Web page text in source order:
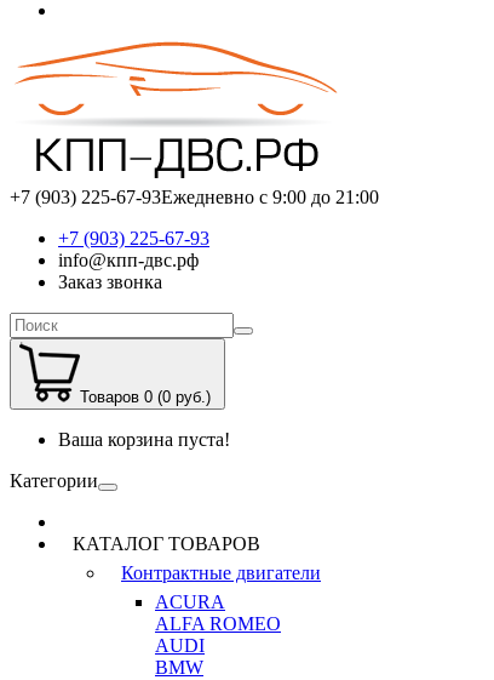
+7 (903) 225-67-93Ежедневно с 9:00 до 21:00
+7 (903) 225-67-93
info@кпп-двс.рф
Заказ звонка
Товаров 0 (0 руб.)
Ваша корзина пуста!
Категории
КАТАЛОГ ТОВАРОВ
Контрактные двигатели
ACURA
ALFA ROMEO
AUDI
BMW